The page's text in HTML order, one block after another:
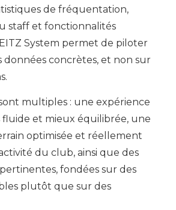
de fréquentation,
staff et fonctionnalités
System permet de piloter
données concrètes, et non sur
multiples : une expérience
et mieux équilibrée, une
optimisée et réellement
du club, ainsi que des
fondées sur des
plutôt que sur des